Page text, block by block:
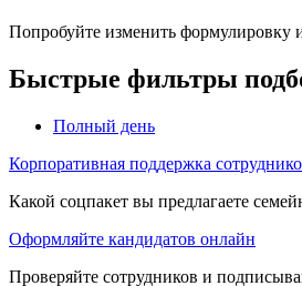
Попробуйте изменить формулировку
Быстрые фильтры
Полный день
Корпоративная поддержка
Какой соцпакет вы предлагаете
Оформляйте кандидатов онлайн
Проверяйте сотрудников и